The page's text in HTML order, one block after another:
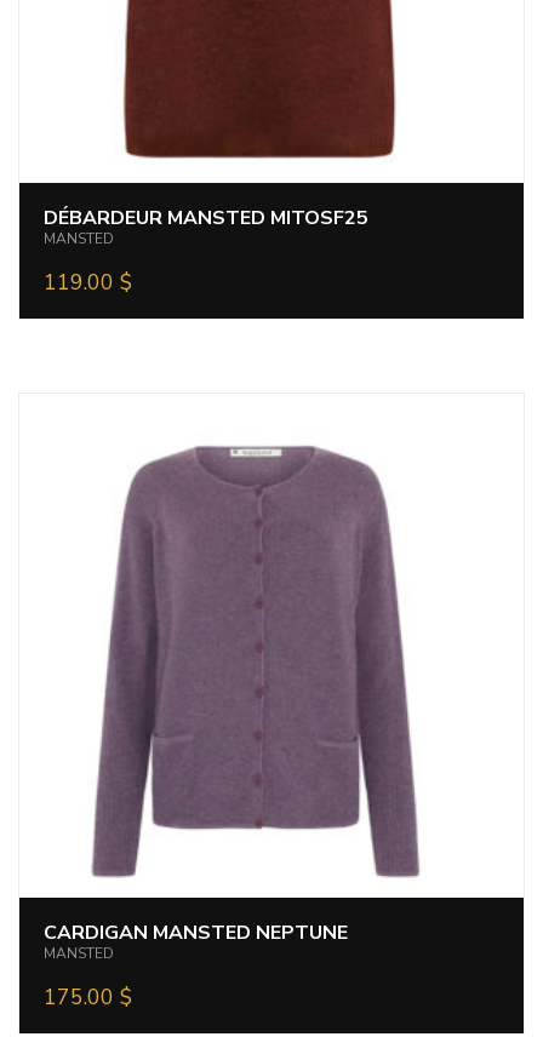
DÉBARDEUR MANSTED MITOSF25
MANSTED
119.00 $
CARDIGAN MANSTED NEPTUNE
MANSTED
175.00 $